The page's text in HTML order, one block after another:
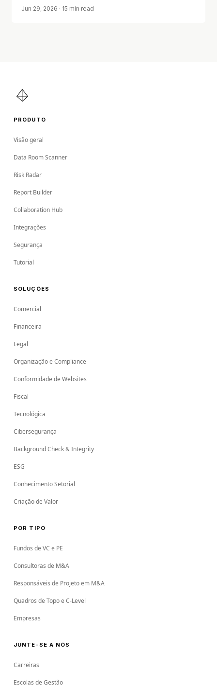
Jun 29, 2026 · 15 min read
PRODUTO
Visão geral
Data Room Scanner
Risk Radar
Report Builder
Collaboration Hub
Integrações
Segurança
Tutorial
SOLUÇÕES
Comercial
Financeira
Legal
Organização e Compliance
Conformidade de Websites
Fiscal
Tecnológica
Cibersegurança
Background Check & Integrity
ESG
Conhecimento Setorial
Criação de Valor
POR TIPO
Fundos de VC e PE
Consultoras de M&A
Responsáveis de Projeto em M&A
Quadros de Topo e C-Level
Empresas
JUNTE-SE A NÓS
Carreiras
Escolas de Gestão